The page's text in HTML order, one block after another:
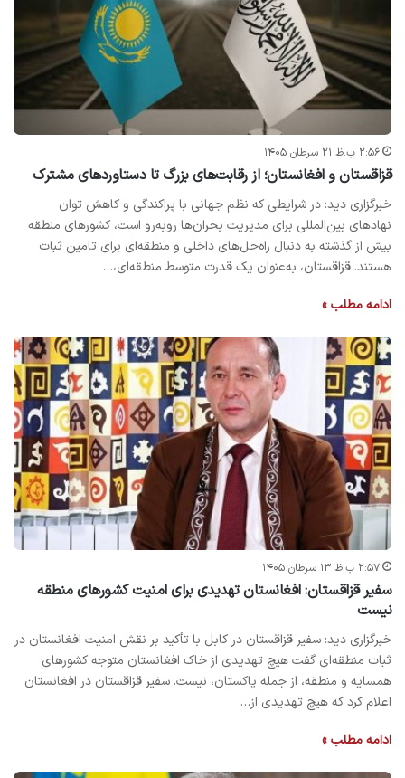
۲:۵۶ ب.ظ ۲۱ سرطان ۱۴۰۵
قزاقستان و افغانستان؛ از رقابت‌های بزرگ تا دستاوردهای مشترک
خبرگزاری دید: در شرایطی که نظم جهانی با پراکندگی و کاهش توان
نهادهای بین‌المللی برای مدیریت بحران‌ها روبه‌رو است، کشورهای منطقه
بیش از گذشته به دنبال راه‌حل‌های داخلی و منطقه‌ای برای تامین ثبات
هستند. قزاقستان، به‌عنوان یک قدرت متوسط منطقه‌ای،…
ادامه مطلب »
۲:۵۷ ب.ظ ۱۳ سرطان ۱۴۰۵
سفیر قزاقستان: افغانستان تهدیدی برای امنیت کشورهای منطقه
نیست
خبرگزاری دید: سفیر قزاقستان در کابل با تأکید بر نقش امنیت افغانستان در
ثبات منطقه‌ای گفت هیچ تهدیدی از خاک افغانستان متوجه کشورهای
همسایه و منطقه، از جمله پاکستان، نیست. سفیر قزاقستان در افغانستان
اعلام کرد که هیچ تهدیدی از…
ادامه مطلب »